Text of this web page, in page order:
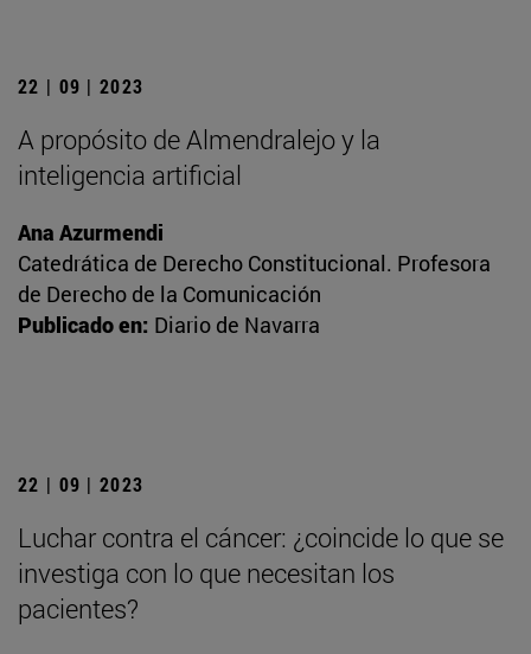
22 | 09 | 2023
A propósito de Almendralejo y la
inteligencia artificial
Ana Azurmendi
Catedrática de Derecho Constitucional. Profesora
de Derecho de la Comunicación
Publicado en: Diario de Navarra
22 | 09 | 2023
Luchar contra el cáncer: ¿coincide lo que se
investiga con lo que necesitan los
pacientes?